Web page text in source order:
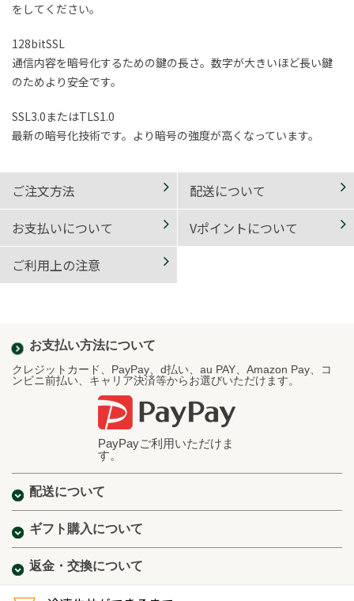
をしてください。
128bitSSL
通信内容を暗号化するための鍵の長さ。数字が大きいほど長い鍵
のためより安全です。
SSL3.0またはTLS1.0
最新の暗号化技術です。より暗号の強度が高くなっています。
ご注文方法
配送について
お支払いについて
Vポイントについて
ご利用上の注意
お支払い方法について
クレジットカード、PayPay、d払い、au PAY、Amazon Pay、コ
ンビニ前払い、キャリア決済等からお選びいただけます。
PayPayご利用いただけま
す。
配送について
ギフト購入について
返金・交換について